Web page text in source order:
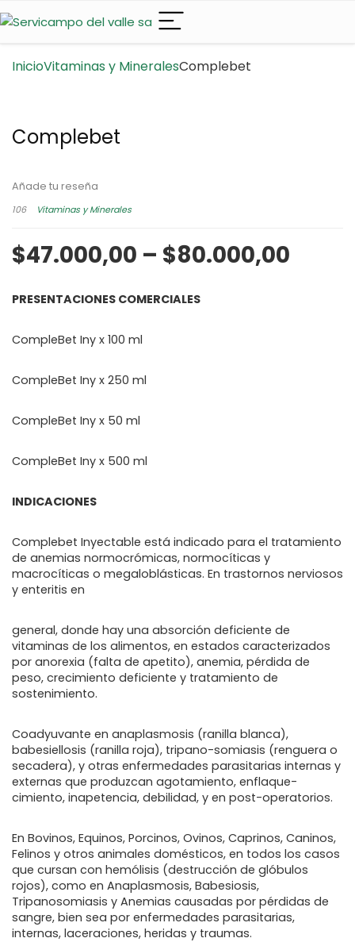
InicioVitaminas y MineralesComplebet
Complebet
Añade tu reseña
106 Vitaminas y Minerales
$47.000,00 – $80.000,00
PRESENTACIONES COMERCIALES
CompleBet Iny x 100 ml
CompleBet Iny x 250 ml
CompleBet Iny x 50 ml
CompleBet Iny x 500 ml
INDICACIONES
Complebet Inyectable está indicado para el tratamiento
de anemias normocrómicas, normocíticas y
macrocíticas o megaloblásticas. En trastornos nerviosos
y enteritis en
general, donde hay una absorción deficiente de
vitaminas de los alimentos, en estados caracterizados
por anorexia (falta de apetito), anemia, pérdida de
peso, crecimiento deficiente y tratamiento de
sostenimiento.
Coadyuvante en anaplasmosis (ranilla blanca),
babesiellosis (ranilla roja), tripano-somiasis (renguera o
secadera), y otras enfermedades parasitarias internas y
externas que produzcan agotamiento, enflaque-
cimiento, inapetencia, debilidad, y en post-operatorios.
En Bovinos, Equinos, Porcinos, Ovinos, Caprinos, Caninos,
Felinos y otros animales domésticos, en todos los casos
que cursan con hemólisis (destrucción de glóbulos
rojos), como en Anaplasmosis, Babesiosis,
Tripanosomiasis y Anemias causadas por pérdidas de
sangre, bien sea por enfermedades parasitarias,
internas, laceraciones, heridas y traumas.